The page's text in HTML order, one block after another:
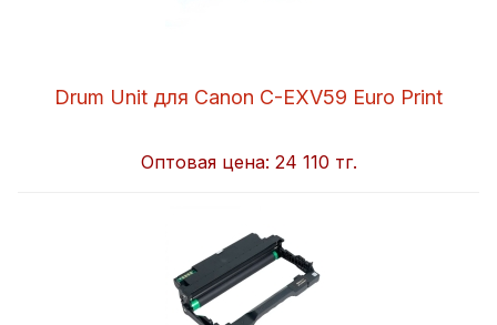
Drum Unit для Canon C-EXV59 Euro Print
Оптовая цена: 24 110 тг.